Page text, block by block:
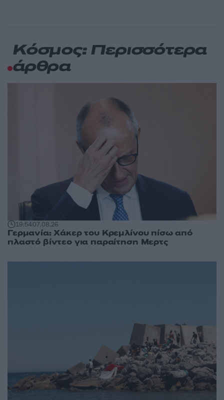
Κόσμος: Περισσότερα
άρθρα
19:5407.08.26
Γερμανία: Χάκερ του Κρεμλίνου πίσω από
πλαστό βίντεο για παραίτηση Μερτς